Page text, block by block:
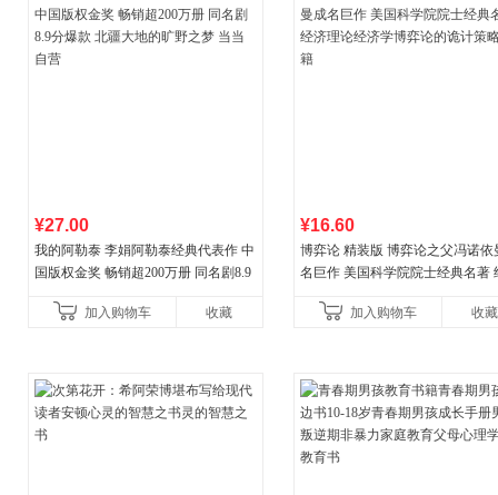
¥27.00
我的阿勒泰 李娟阿勒泰经典代表作 中
国版权金奖 畅销超200万册 同名剧8.9
加入购物车
收藏
¥16.60
博弈论 精装版 博弈论之父冯诺依
名巨作 美国科学院院士经典名著
加入购物车
收藏